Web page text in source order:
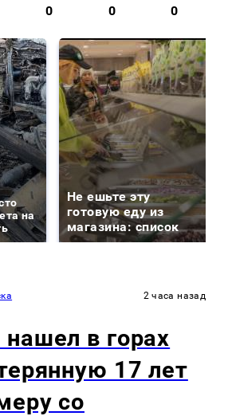
0 0 0
на
Не ешьте эту
готовую еду из
магазина: список
2 часа назад
в горах
17 лет
со